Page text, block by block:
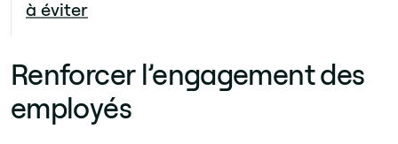
à éviter
Renforcer l’engagement des
employés